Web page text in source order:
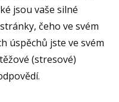
jsou vaše silné
čeho ve svém
úspěchů jste ve svém
(stresové)